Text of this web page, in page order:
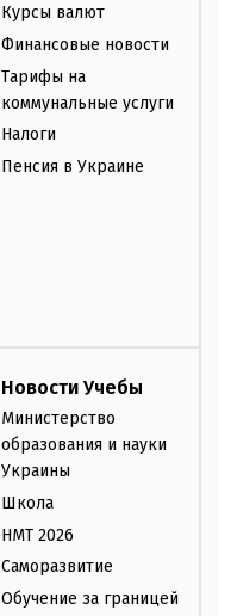
Курсы валют
Финансовые новости
Тарифы на
коммунальные услуги
Налоги
Пенсия в Украине
Новости Учебы
Министерство
образования и науки
Украины
Школа
НМТ 2026
Саморазвитие
Обучение за границей